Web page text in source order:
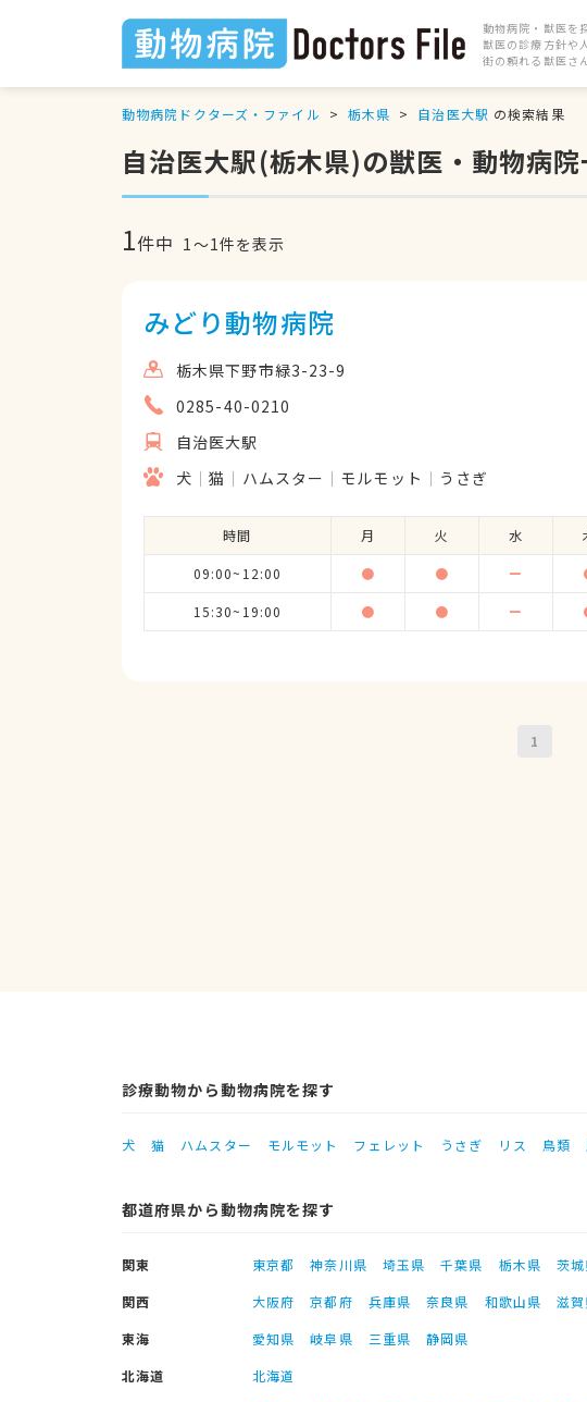
動物病院・獣医を
獣医の診療方針や
街の頼れる獣医
動物病院ドクターズ・ファイル 栃木県 自治医大駅 の検索結果
自治医大駅(栃木県)の獣医・動物病
1件中 1〜1件を表示
みどり動物病院
栃木県下野市緑3-23-9
0285-40-0210
自治医大駅
犬
猫 ハムスター モルモット うさぎ
時間 月 火 水
09:00~12:00 ● ● ー
15:30~19:00 ● ● ー
1
診療動物から動物病院を探す
犬 猫 ハムスター モルモット フェレット うさぎ リス 鳥類
都道府県から動物病院を探す
関東 東京都 神奈川県 埼玉県 千葉県 栃木県 茨
関西
大阪府 京都府 兵庫県 奈良県 和歌山県
滋
東海
愛知県 岐阜県 三重県
静岡県
北海道
北海道